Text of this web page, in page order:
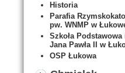
Historia
Parafia
pw. WNMP w
Szkoła Podstawowa
Jana Pawła II w
OSP Łukowa